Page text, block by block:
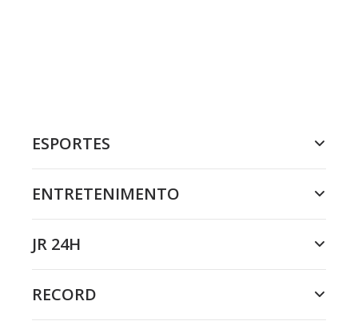
ESPORTES
ENTRETENIMENTO
JR 24H
RECORD